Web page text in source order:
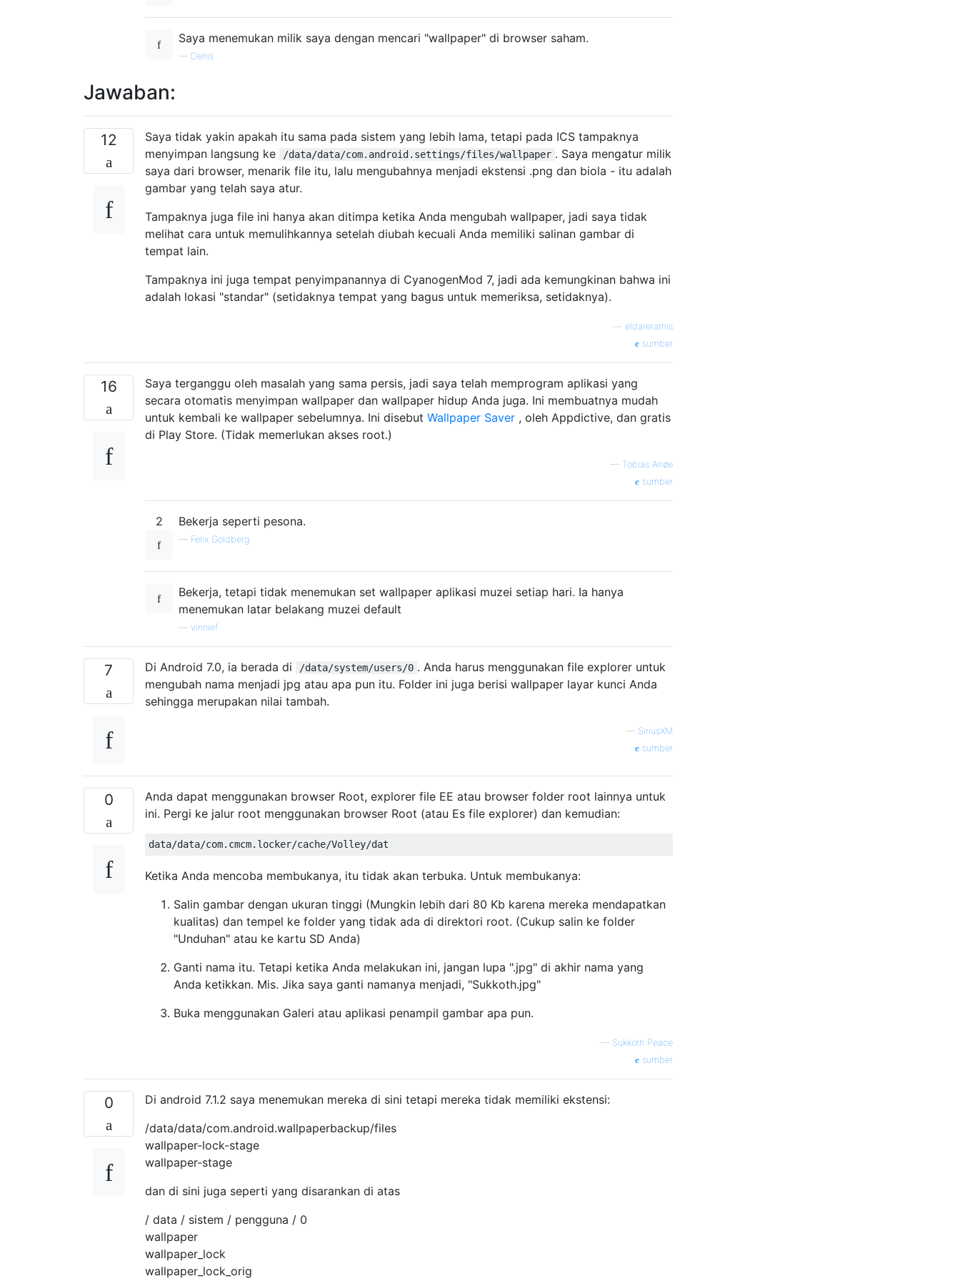
Saya menemukan milik saya dengan mencari "wallpaper" di browser saham.
— Denis
Jawaban:
12
Saya tidak yakin apakah itu sama pada sistem yang lebih lama, tetapi pada ICS tampaknya
menyimpan langsung ke
/data/data/com.android.settings/files/wallpaper . Saya mengatur milik
saya dari browser, menarik file itu, lalu mengubahnya menjadi ekstensi .png dan biola - itu adalah
gambar yang telah saya atur.
Tampaknya juga file ini hanya akan ditimpa ketika Anda mengubah wallpaper, jadi saya tidak
melihat cara untuk memulihkannya setelah diubah kecuali Anda memiliki salinan gambar di
tempat lain.
Tampaknya ini juga tempat penyimpanannya di CyanogenMod 7, jadi ada kemungkinan bahwa ini
adalah lokasi "standar" (setidaknya tempat yang bagus untuk memeriksa, setidaknya).
eldarerathis
sumber
16
Saya terganggu oleh masalah yang sama persis, jadi saya telah memprogram aplikasi yang
secara otomatis menyimpan wallpaper dan wallpaper hidup Anda juga. Ini membuatnya mudah
untuk kembali ke wallpaper sebelumnya. Ini disebut Wallpaper Saver , oleh Appdictive, dan gratis
di Play Store. (Tidak memerlukan akses root.)
— Tobias Alrøe
sumber
2 Bekerja seperti pesona.
— Felix Goldberg
Bekerja, tetapi tidak menemukan set wallpaper aplikasi muzei setiap hari. Ia hanya
menemukan latar belakang muzei default
vinnief
7 Di Android 7.0, ia berada di /data/system/users/0 . Anda harus menggunakan file explorer untuk
mengubah nama menjadi jpg atau apa pun itu. Folder ini juga berisi wallpaper layar kunci Anda
sehingga merupakan nilai tambah.
— SiriusXM
sumber
0
Anda dapat menggunakan browser Root, explorer file EE atau browser folder root lainnya untuk
ini. Pergi ke jalur root menggunakan browser Root (atau Es file explorer) dan kemudian:
Ketika Anda mencoba membukanya, itu tidak akan terbuka. Untuk membukanya:
Salin gambar dengan ukuran tinggi (Mungkin lebih dari 80 Kb karena mereka mendapatkan
kualitas) dan tempel ke folder yang tidak ada di direktori root. (Cukup salin ke folder
"Unduhan" atau ke kartu SD Anda)
Ganti nama itu. Tetapi ketika Anda melakukan ini, jangan lupa ".jpg" di akhir nama yang
Anda ketikkan. Mis. Jika saya ganti namanya menjadi, "Sukkoth.jpg"
Buka menggunakan Galeri atau aplikasi penampil gambar apa pun.
— Sukkoth Peace
sumber
0
Di android 7.1.2 saya menemukan mereka di sini tetapi mereka tidak memiliki ekstensi:
/data/data/com.android.wallpaperbackup/files
wallpaper-lock-stage
wallpaper-stage
dan di sini juga seperti yang disarankan di atas
/ data / sistem / pengguna / 0
wallpaper
wallpaper_lock
wallpaper_lock_orig